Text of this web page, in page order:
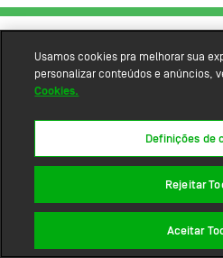
Usamos cookies pra melhorar sua
personalizar conteúdos e anúncios,
Cookies.
Definições de
Rejeitar
Aceitar